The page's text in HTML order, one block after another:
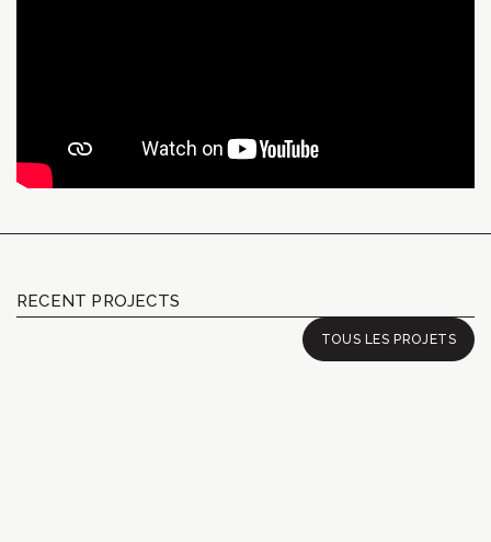
RECENT PROJECTS
TOUS LES PROJETS